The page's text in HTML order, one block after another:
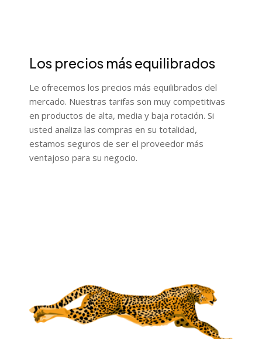
Los precios más equilibrados
Le ofrecemos los precios más equilibrados del
mercado. Nuestras tarifas son muy competitivas
en productos de alta, media y baja rotación. Si
usted analiza las compras en su totalidad,
estamos seguros de ser el proveedor más
ventajoso para su negocio.